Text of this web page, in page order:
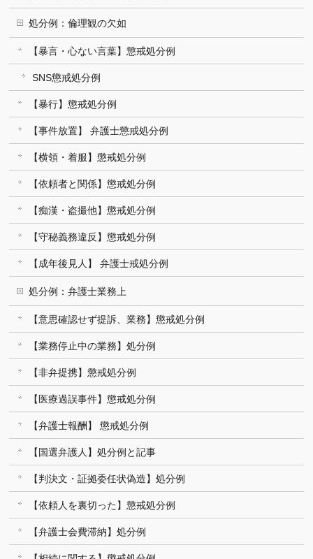
処分例：倫理観の欠如
【暴言・心ない言葉】懲戒処分例
SNS懲戒処分例
【暴行】懲戒処分例
【事件放置】 弁護士懲戒処分例
【横領・着服】懲戒処分例
【依頼者と関係】懲戒処分例
【痴漢・盗撮他】懲戒処分例
【守秘義務違反】懲戒処分例
【成年後見人】 弁護士戒処分例
処分例：弁護士業務上
【意思確認せず提訴、業務】懲戒処分例
【業務停止中の業務】処分例
【非弁提携】懲戒処分例
【医療過誤事件】懲戒処分例
【弁護士報酬】 懲戒処分例
【国選弁護人】処分例と記事
【判決文・証拠委任状偽造】処分例
【依頼人を裏切った】懲戒処分例
【弁護士会費滞納】処分例